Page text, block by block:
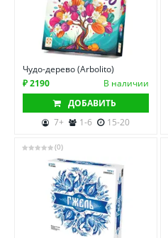
Чудо-дерево (Arbolito)
₽ 2190
В наличии
ДОБАВИТЬ
7+
1-6 15-20
(0)